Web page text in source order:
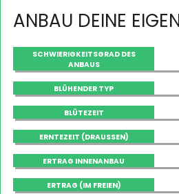
ANBAU DEINE
SCHWIERIGKEITSGRAD DES
ANBAUS
BLÜHENDER TYP
BLÜTEZEIT
ERNTEZEIT (DRAUSSEN)
ERTRAG INNENANBAU
ERTRAG (IM FREIEN)